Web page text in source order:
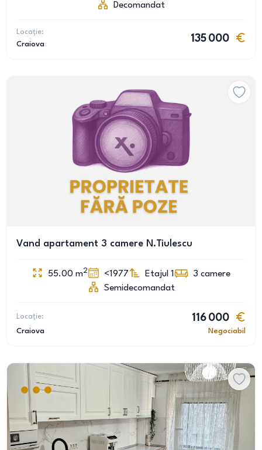
Decomandat
Locație:
Craiova
135 000
Vand apartament 3 camere N.Tiulescu
55.00 m2 <1977 Etajul 1 3 camere
Semidecomandat
Locație:
Craiova
116 000
Negociabil